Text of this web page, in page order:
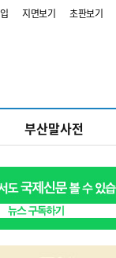
지면보기 초판보기
부산말사전